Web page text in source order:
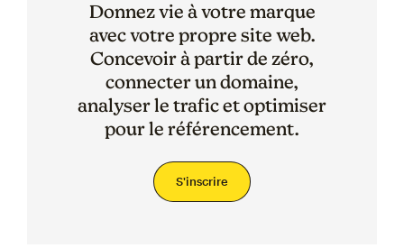
Donnez vie à votre marque
avec votre propre site web.
Concevoir à partir de zéro,
connecter un domaine,
analyser le trafic et optimiser
pour le référencement.
S'inscrire